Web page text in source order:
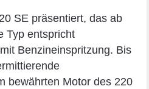
SE präsentiert, das ab
Typ entspricht
Benzineinspritzung. Bis
bewährten Motor des 220